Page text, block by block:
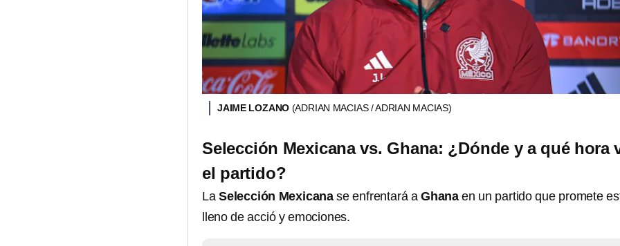
JAIME LOZANO (ADRIAN MACIAS / ADRIAN MACIAS)
Selección Mexicana vs. Ghana: ¿Dónde y a qué hora
el partido?
LaSelección Mexicana se enfrentará aGhana en un partido que promete
lleno de acció y emociones.